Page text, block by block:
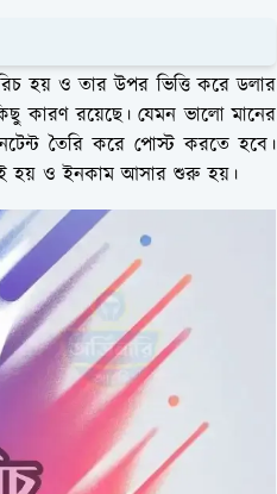
হয় ও তার উপর ভিত্তি করে ডলার
কারণ রয়েছে। যেমন ভালো মানের
তৈরি করে পোস্ট করতে হবে।
হয় ও ইনকাম আসার শুরু হয়।